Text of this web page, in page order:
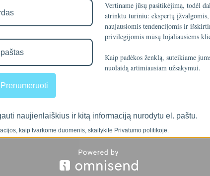
Prenumeruoti
Vertiname jūsų pasitikėjimą, todėl
atrinktu turiniu: ekspertų įžvalgomis,
naujausiomis tendencijomis ir
privilegijomis mūsų lojaliausiems
Kaip padėkos ženklą, suteikiame
nuolaidą artimiausiam užsakymui.
naujienlaiškius ir kitą informaciją nurodytu el. paštu.
kaip tvarkome duomenis, skaitykite Privatumo politikoje.